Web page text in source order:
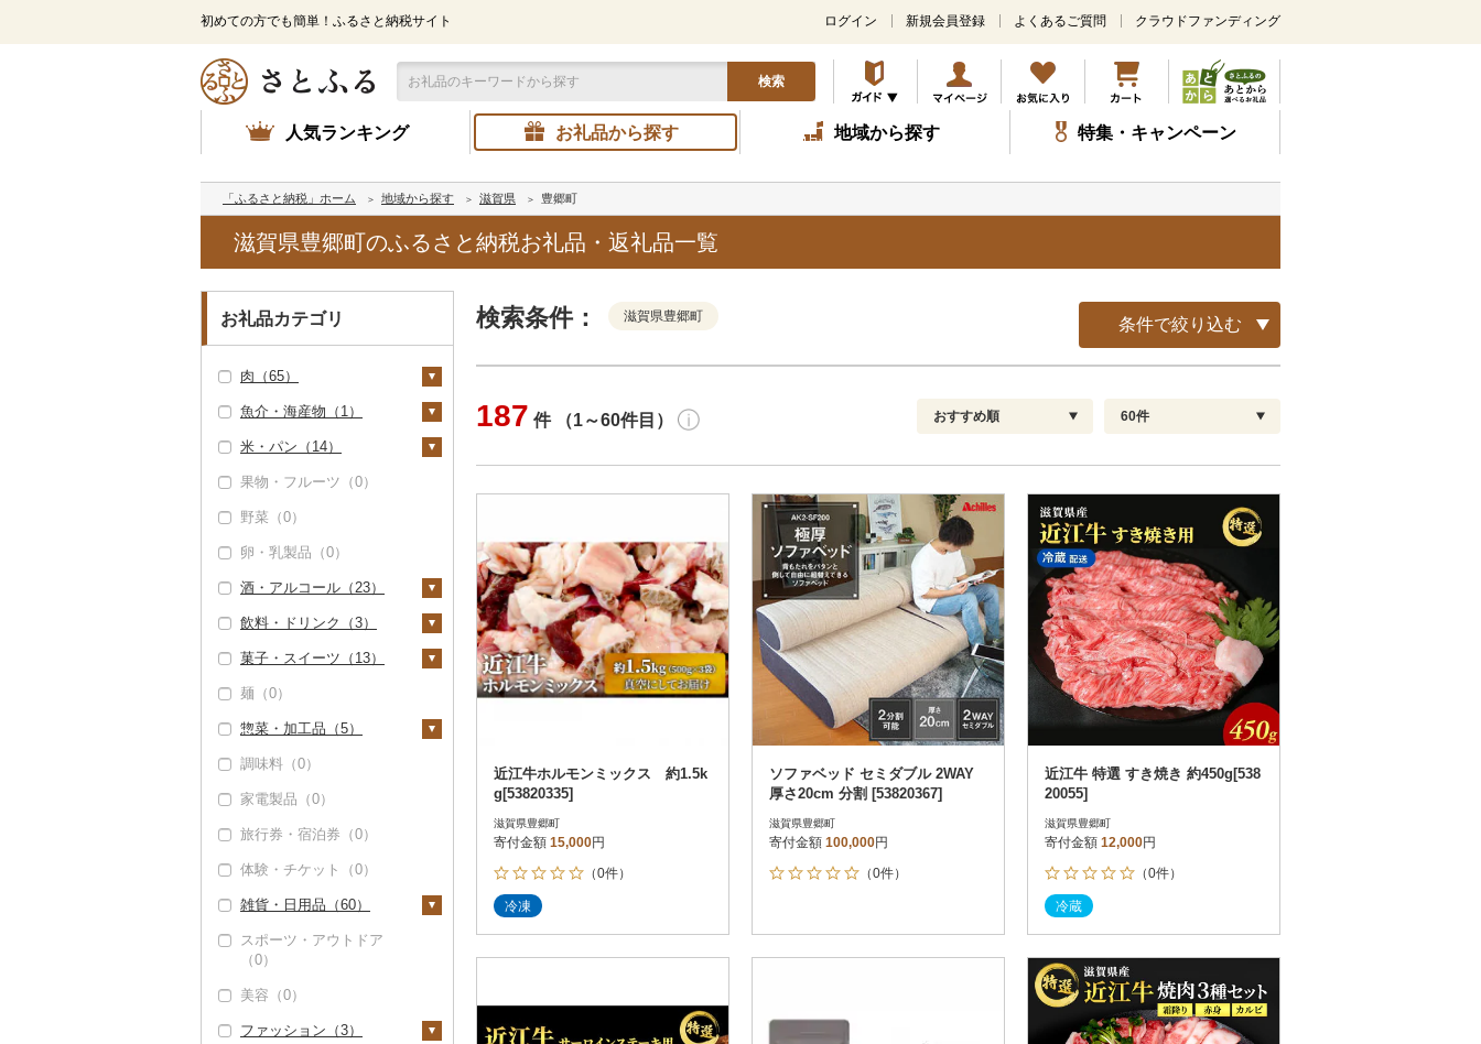
初めての方でも簡単！ふるさと納税サイト
メ
ン
コ
ン
テ
ツ
ッ
ログイン 新規会員登録 よくあるご質問 クラウドファンディング
検索
人気ランキング お礼品から探す 地域から探す 特集・キャンペーン
「ふるさと納税」ホーム 地域から探す 滋賀県 豊郷町
滋賀県豊郷町のふるさと納税お礼品・返礼品一覧
お礼品カテゴリ
肉（65）
牛肉（精肉）（63）
ステーキ（0）
すき焼き（0）
しゃぶしゃぶ（0）
焼肉（0）
牛タン（0）
和牛（0）
黒毛和牛（0）
白老牛（0）
仙台牛（0）
米沢牛（0）
山形牛（0）
常陸牛（0）
上州牛（0）
飛騨牛（0）
近江牛（63）
（0）
但馬牛（0）
牛肉（加工品）（0）
豚肉（精肉）（0）
豚肉（加工品）（2）
ハンバーグ（0）
もつ鍋（0）
ハム（0）
ソーセージ・ウインナ
（0）
その他豚肉（加工品）
（2）
鶏肉（0）
鹿肉（0）
馬肉（0）
羊肉・ラム肉（ジンギ
（0）
魚介・海産物（1）
カニ（0）
エビ（0）
いくら（0）
うに（0）
明太子・たらこ（0）
その他魚卵（0）
貝（0）
うなぎ（1）
鮮魚（0）
イカ・タコ（0）
海苔・海藻（0）
干物（0）
その他魚介・加工品
米・パン（14）
米（14）
精米（0）
無洗米（5）
玄米（0）
金芽米（0）
ゆめぴりか（0）
つや姫（0）
コシヒカリ（4）
はえぬき（0）
さがびより（0）
あきたこまち（0）
ひとめぼれ（0）
ミルキークィーン
ななつぼし（0）
その他米（0）
雑穀（0）
餅（0）
その他穀物加工品
果物・フルーツ（0）
野菜（0）
卵・乳製品（0）
酒・アルコール（23）
ビール・発泡酒（0）
日本酒（22）
純米大吟醸（0）
純米吟醸（1）
大吟醸（1）
吟醸（0）
その他日本酒（20）
焼酎（0）
梅酒（0）
泡盛（0）
ワイン（0）
ウイスキー（0）
リキュール・洋酒
ノンアルコール（0）
その他酒（0）
飲料・ドリンク（3）
水・ミネラルウォータ
（0）
茶（0）
果汁飲料（0）
紅茶（0）
その他飲料・ジュース
（3）
炭酸飲料（0）
豆乳（0）
その他飲料・ジュース
菓子・スイーツ（13）
ケーキ（9）
クッキー（0）
焼き菓子（4）
プリン（0）
ゼリー（0）
チョコレート（0）
カステラ（0）
アイス・ジェラート
（0）
その他洋菓子（0）
煎餅・おかき（0）
麺（0）
惣菜・加工品（5）
惣菜（0）
カレー・シチュー
スープ（0）
豆腐・納豆（0）
漬物（0）
調味料（0）
家電製品（0）
旅行券・宿泊券（0）
体験・チケット（0）
雑貨・日用品（60）
家具・インテリア
（6）
タンス（0）
机・テーブル（0）
寝具（54）
布団（1）
タオル（0）
スポーツ・アウトドア
（0）
美容（0）
ファッション（3）
検索条件： 滋賀県豊郷町 条件で絞り込む
決済方法 解除
PayPay
クレジットカード決済
Amazon Pay
楽天ペイ
メルペイ
d払い
金融機関(Pay-easy決済)
解除
通常
冷蔵便
冷凍便
配送指定 解除
お届け日時指定可
お届け時間帯指定可
発送される月指定可
その他 解除
さとふる限定のお礼品
定期便
さとふるアプリdeワンストップ申請
対象
結果を見る（
187 件 （1～60件目） おすすめ順
新着順
レビュー件数順
レビュー評価順
寄付金額が高い順
寄付金額が低い順
60件
60
90
120
近江牛ホルモンミックス 約1.5k
g[53820335]
滋賀県豊郷町
寄付金額 15,000円
（0件）
冷凍
ソファベッド セミダブル 2WAY
厚さ20cm 分割 [53820367]
滋賀県豊郷町
寄付金額 100,000円
（0件）
近江牛 特選 すき焼き 約450g[538
20055]
滋賀県豊郷町
寄付金額 12,000円
（0件）
冷蔵